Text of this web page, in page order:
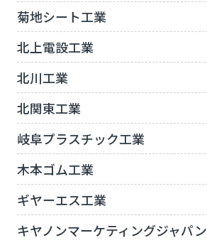
菊地シート工業
北上電設工業
北川工業
北関東工業
岐阜プラスチック工業
木本ゴム工業
ギヤーエス工業
キヤノンマーケティングジャパン